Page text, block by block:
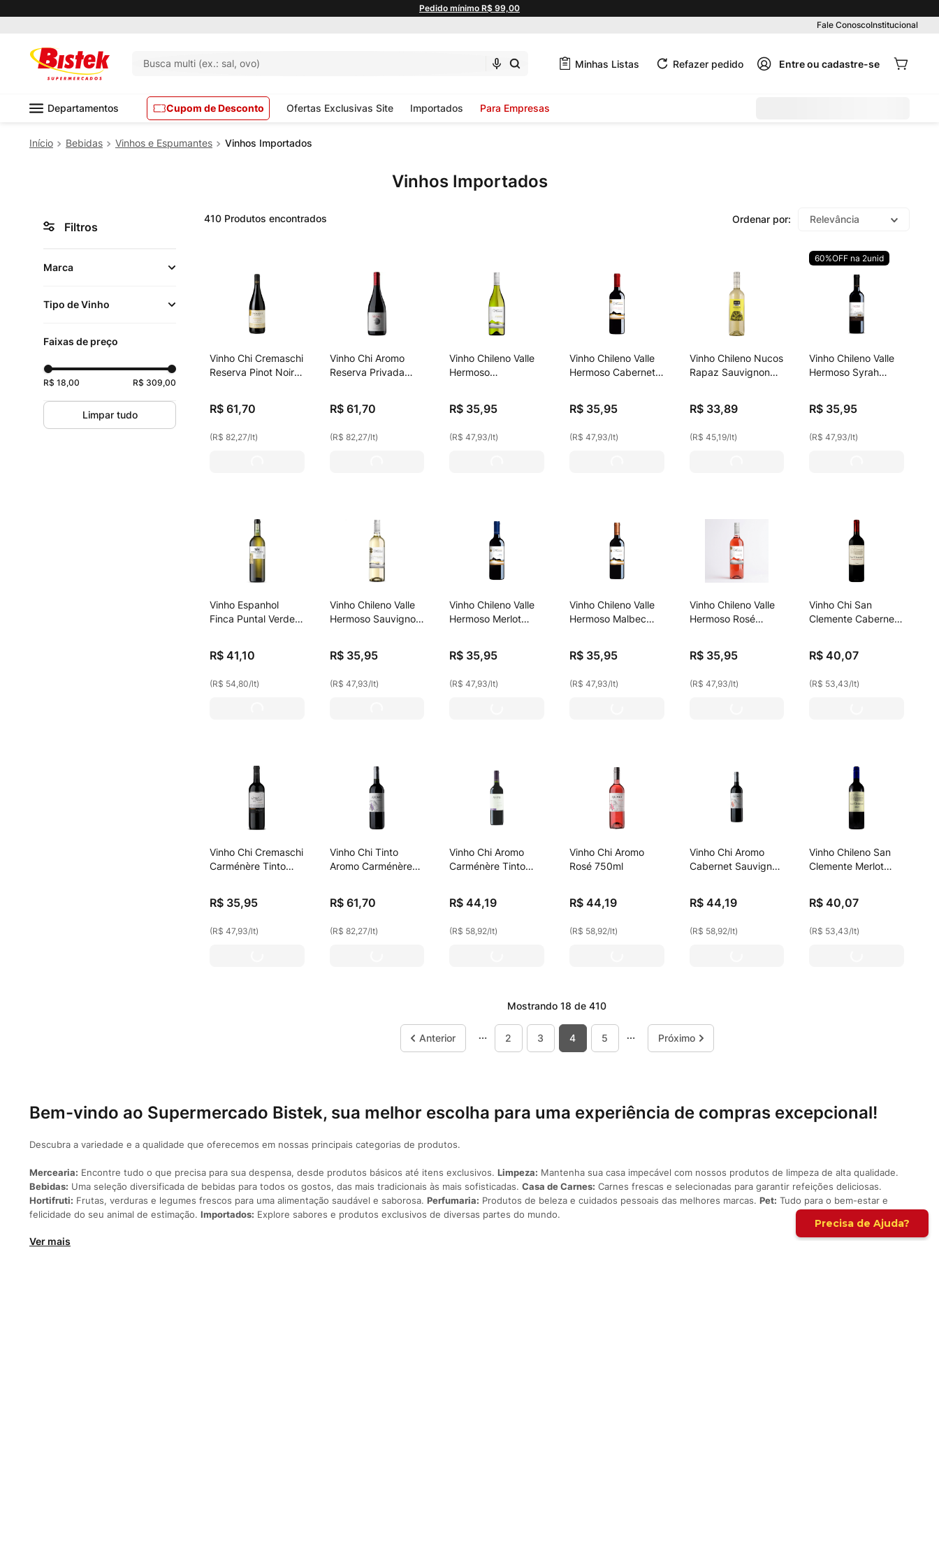
Pedido mínimo R$ 99,00
Fale ConoscoInstitucional
Busca multi (ex.: sal, ovo) Minhas Listas Refazer pedido
Departamentos Cupom de Desconto Ofertas Exclusivas Site Importados Para Empresas
Bebidas Vinhos e Espumantes Vinhos Importados
Vinhos Importados
Filtros
Marca
Aromo
Cremaschi (13)
Santa Ema (12)
Tipo de Vinho
Tinto (2)
Branco
Faixas de preço
R$ 18,00 R$ 309,00
Limpar tudo
410 Produtos Relevância
Vinho Chi Cremaschi
Reserva Pinot Noir
R$ 61,70
(R$ 82,27/lt)
Vinho Chi Aromo
Reserva Privada
R$ 61,70
(R$ 82,27/lt)
Vinho Chileno Valle
Hermoso
R$ 35,95
(R$ 47,93/lt)
Vinho Chileno Valle
Hermoso Cabernet
R$ 35,95
(R$ 47,93/lt)
Vinho Chileno Nucos
Rapaz Sauvignon
R$ 33,89
(R$ 45,19/lt)
60%OFF na 2unid
Vinho Chileno Valle
Hermoso Syrah
R$ 35,95
(R$ 47,93/lt)
Vinho Espanhol
Finca Puntal Verdejo
R$ 41,10
(R$ 54,80/lt)
Vinho Chileno Valle
Hermoso Sauvignon
R$ 35,95
(R$ 47,93/lt)
Vinho Chileno Valle
Hermoso Merlot
R$ 35,95
(R$ 47,93/lt)
Vinho Chileno Valle
Hermoso Malbec
R$ 35,95
(R$ 47,93/lt)
Vinho Chileno Valle
Hermoso Rosé
R$ 35,95
(R$ 47,93/lt)
Vinho Chi San
Clemente Cabernet
R$ 40,07
(R$ 53,43/lt)
Vinho Chi Cremaschi
Carménère Tinto
R$ 35,95
(R$ 47,93/lt)
Vinho Chi Tinto
Aromo Carménère
R$ 61,70
(R$ 82,27/lt)
Vinho Chi Aromo
Carménère Tinto
R$ 44,19
(R$ 58,92/lt)
Vinho Chi Aromo
Rosé 750ml
R$ 44,19
(R$ 58,92/lt)
Vinho Chi Aromo
Cabernet Sauvignon
R$ 44,19
(R$ 58,92/lt)
Vinho Chileno San
Clemente Merlot
R$ 40,07
(R$ 53,43/lt)
Mostrando 18 de 410
2 3 4 5
Bem-vindo ao Supermercado Bistek, sua melhor escolha para uma experiência de compras excepcional!
Descubra a variedade e a qualidade que oferecemos em nossas principais categorias de produtos.
Mercearia: Encontre tudo o que precisa para sua despensa, desde produtos básicos até itens exclusivos. Limpeza: Mantenha sua casa impecável com nossos produtos de limpeza de alta qualidade.
Bebidas: Uma seleção diversificada de bebidas para todos os gostos, das mais tradicionais às mais sofisticadas. Casa de Carnes: Carnes frescas e selecionadas para garantir refeições deliciosas.
Hortifruti: Frutas, verduras e legumes frescos para uma alimentação saudável e saborosa. Perfumaria: Produtos de beleza e cuidados pessoais das melhores marcas. Pet: Tudo para o bem-estar e
felicidade do seu animal de estimação. Importados: Explore sabores e produtos exclusivos de diversas partes do mundo.
Ver mais